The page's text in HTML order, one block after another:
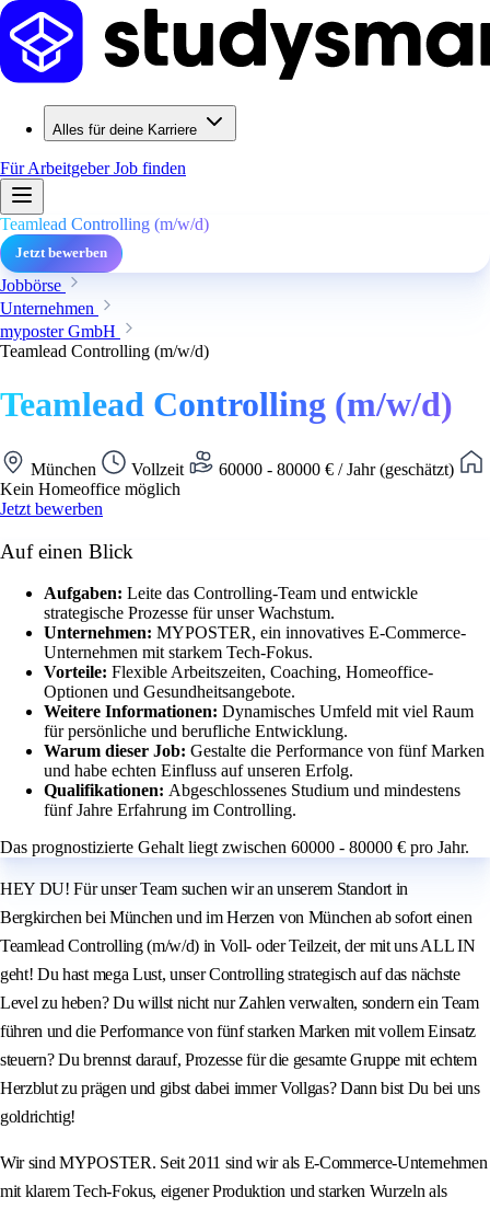
Alles für deine Karriere
Für ArbeitgeberJob finden
Teamlead Controlling (m/w/d)
Jetzt bewerben
Jobbörse
Unternehmen
myposter GmbH
Teamlead Controlling (m/w/d)
Teamlead Controlling (m/w/d)
München Vollzeit
60000 - 80000 € / Jahr (geschätzt)
Kein Homeoffice möglich
Jetzt bewerben
Auf einen Blick
Aufgaben: Leite das Controlling-Team und entwickle
strategische Prozesse für unser Wachstum.
Unternehmen: MYPOSTER, ein innovatives E-Commerce-
Unternehmen mit starkem Tech-Fokus.
Vorteile: Flexible Arbeitszeiten, Coaching, Homeoffice-
Optionen und Gesundheitsangebote.
Weitere Informationen: Dynamisches Umfeld mit viel Raum
für persönliche und berufliche Entwicklung.
Warum dieser Job: Gestalte die Performance von fünf Marken
und habe echten Einfluss auf unseren Erfolg.
Qualifikationen: Abgeschlossenes Studium und mindestens
fünf Jahre Erfahrung im Controlling.
Das prognostizierte Gehalt liegt zwischen 60000 - 80000 € pro Jahr.
HEY DU! Für unser Team suchen wir an unserem Standort in
Bergkirchen bei München und im Herzen von München ab sofort einen
Teamlead Controlling (m/w/d) in Voll- oder Teilzeit, der mit uns ALL IN
geht! Du hast mega Lust, unser Controlling strategisch auf das nächste
Level zu heben? Du willst nicht nur Zahlen verwalten, sondern ein Team
führen und die Performance von fünf starken Marken mit vollem Einsatz
steuern? Du brennst darauf, Prozesse für die gesamte Gruppe mit echtem
Herzblut zu prägen und gibst dabei immer Vollgas? Dann bist Du bei uns
goldrichtig!
Wir sind MYPOSTER. Seit 2011 sind wir als E-Commerce-Unternehmen
mit klarem Tech-Fokus, eigener Produktion und starken Wurzeln als